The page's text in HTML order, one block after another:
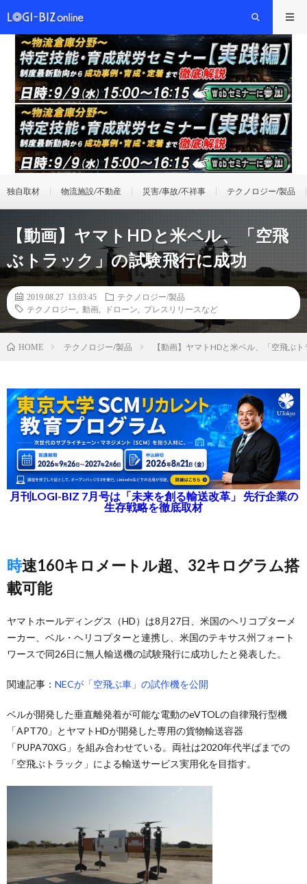
独自取材 物流施設/不動産 災害/事故/不祥事 テクノロジー/製品
【動画】ヤマトHDと米ベル、「空飛
ぶトラック」の試験飛行に成功
2019.08.27 13:03:45
テクノロジー/製品
テクノロジー
動画 ドローン プレスリリースなど
HOME テクノロジー/製品 【動画】ヤマトHDと米ベル、「空飛ぶ
月刊LOGI-BIZ 7月号は「未来を創る輸送改革」 先行企業の
生存戦略を徹底取材
時速160キロメートル超、32キログラム搭
載可能
ヤマトホールディングス（HD）は8月27日、米国のヘリコプターメ
ーカー、ベル・ヘリコプターと連携し、米国のテキサス州フォート
ワースで同26日に無人輸送機の試験飛行に成功したと発表した。
関連記事： NECが「空飛ぶ車」の試作機を公開
ベルが開発した垂直離発着が可能な電動のeVTOLの自律飛行型機
「APT70」とヤマトHDが開発した専用の貨物輸送容器
「PUPA70XG」を組み合わせている。両社は2020年代半ばまでの
「空飛ぶトラック」による輸送サービス実用化を目指す。